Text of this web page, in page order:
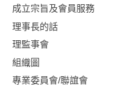
成立宗旨及會員服務
理事長的話
理監事會
組織圖
專業委員會/聯誼會